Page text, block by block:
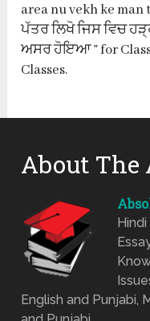
area nu vekh ke
ਪੱਤਰ ਲਿਖੋ ਜਿਸ ਵਿਚ
ਅਸਰ ਹੋਇਆ ” for Class
Classes.
About The
Hindi
English and Punjabi,